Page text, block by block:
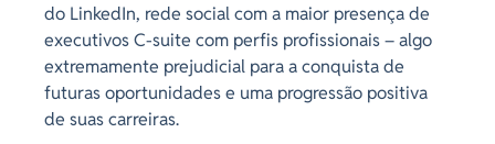
do LinkedIn, rede social com a maior presença de
executivos C-suite com perfis profissionais – algo
extremamente prejudicial para a conquista de
futuras oportunidades e uma progressão positiva
de suas carreiras.